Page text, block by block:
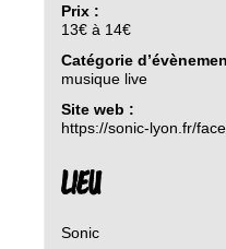
Prix :
13€ à 14€
Catégorie
musique live
Site web :
https://sonic-lyon.fr/
LIEU
Sonic